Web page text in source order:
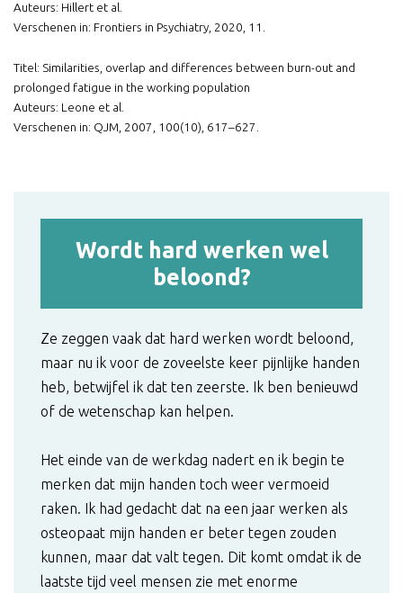
Auteurs: Hillert et al.
Verschenen in: Frontiers in Psychiatry, 2020, 11.
Titel: Similarities, overlap and differences between burn-out and
prolonged fatigue in the working population
Auteurs: Leone et al.
Verschenen in: QJM, 2007, 100(10), 617–627.
Wordt hard werken wel
beloond?
Ze zeggen vaak dat hard werken wordt beloond,
maar nu ik voor de zoveelste keer pijnlijke handen
heb, betwijfel ik dat ten zeerste. Ik ben benieuwd
of de wetenschap kan helpen.
Het einde van de werkdag nadert en ik begin te
merken dat mijn handen toch weer vermoeid
raken. Ik had gedacht dat na een jaar werken als
osteopaat mijn handen er beter tegen zouden
kunnen, maar dat valt tegen. Dit komt omdat ik de
laatste tijd veel mensen zie met enorme